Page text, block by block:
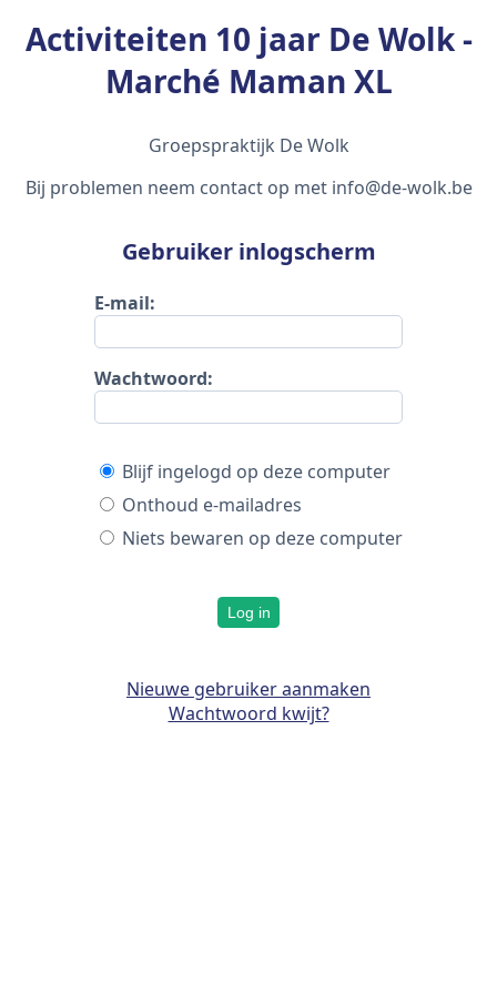
Activiteiten 10 jaar De Wolk -
Marché Maman XL
Groepspraktijk De Wolk
Bij problemen neem contact op met info@de-wolk.be
Gebruiker inlogscherm
E-mail:
Wachtwoord:
Blijf ingelogd op deze computer
Onthoud e-mailadres
Niets bewaren op deze computer
Log in
Nieuwe gebruiker aanmaken
Wachtwoord kwijt?